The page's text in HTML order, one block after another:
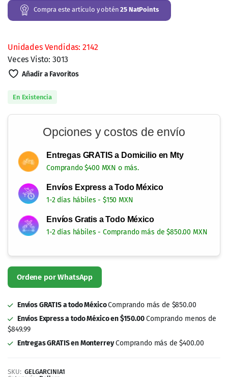
Compra este artículo y obtén25 NatPoints
Unidades Vendidas: 2142
Veces Visto: 3013
Añadir a Favoritos
En Existencia
Opciones y costos de envío
Entregas GRATIS a Domicilio en Mty
Comprando $400 MXN o más.
Envíos Express a Todo México
1-2 días hábiles - $150 MXN
Envíos Gratis a Todo México
1-2 días hábiles - Comprando más de $850.00 MXN
Envíos GRATIS a todo México
Envíos Express a todo México en $150.00
Comprando más de $400.00
SKU: GELGARCINIA1
Categoría: Belleza